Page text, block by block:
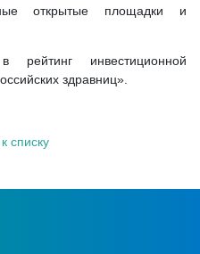
открытые площадки и
инвестиционной
здравниц».
списку